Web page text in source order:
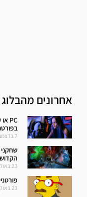
אחרונים מהבלוג
7 בדצמבר 2025
שחקני
23 באוקטובר 2025
23 באוקטובר 2025